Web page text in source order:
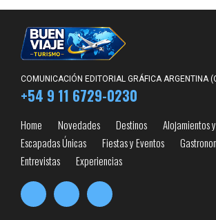
COMUNICACIÓN EDITORIAL GRÁFICA ARGENTINA
+54 9 11 6729-0230
Home Novedades Destinos
Alojamientos
Escapadas Únicas
Fiestas y Eventos
Entrevistas
Experiencias